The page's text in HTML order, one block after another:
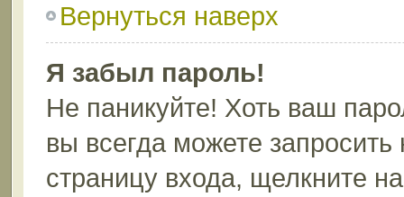
Вернуться наверх
Я забыл пароль!
Не паникуйте! Хоть ваш
вы всегда можете
страницу входа, щелкните